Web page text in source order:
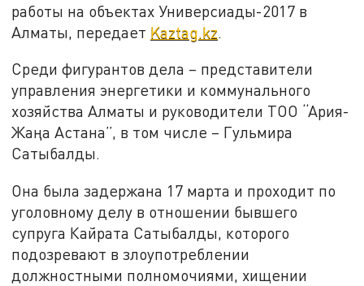
работы на объектах Универсиады-2017 в
Алматы, передает Kaztag.kz.
Среди фигурантов дела – представители
управления энергетики и коммунального
хозяйства Алматы и руководители ТОО “Ария-
Жаңа Астана”, в том числе – Гульмира
Сатыбалды.
Она была задержана 17 марта и проходит по
уголовному делу в отношении бывшего
супруга Кайрата Сатыбалды, которого
подозревают в злоупотреблении
должностными полномочиями, хищении